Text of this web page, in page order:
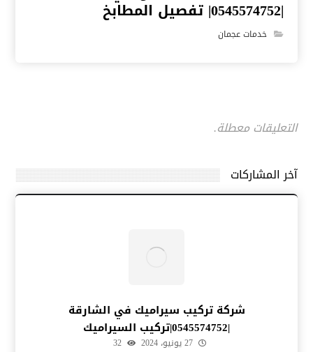
|0545574752| تفصيل المطابخ
خدمات عجمان
التعليقات معطلة.
آخر المشاركات
شركة تركيب سيراميك في الشارقة
|0545574752|تركيب السيراميك
27 يونيو، 2024 32